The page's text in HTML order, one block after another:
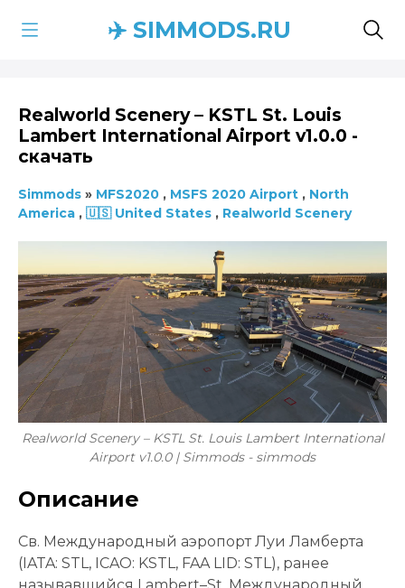
✈️ SIMMODS.RU
Realworld Scenery – KSTL St. Louis
Lambert International Airport v1.0.0 -
скачать
Simmods » MFS2020 , MSFS 2020 Airport , North
America , 🇺🇸 United States , Realworld Scenery
Realworld Scenery – KSTL St. Louis Lambert International
Airport v1.0.0 | Simmods - simmods
Описание
Св. Международный аэропорт Луи Ламберта
(IATA: STL, ICAO: KSTL, FAA LID: STL), ранее